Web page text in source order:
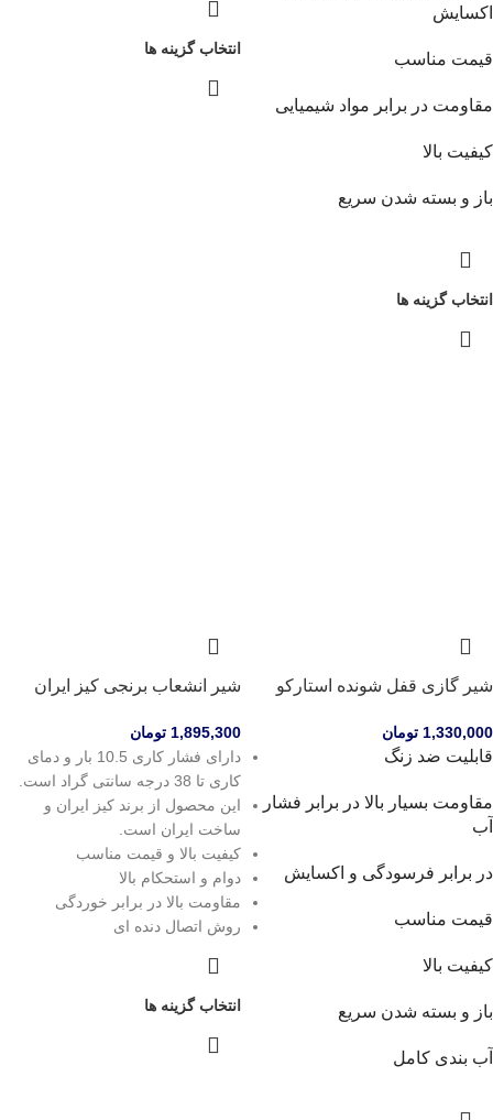
اکسایش
قیمت مناسب
مقاومت در برابر مواد شیمیایی
کیفیت بالا
باز و بسته شدن سریع
انتخاب گزینه ها
انتخاب گزینه ها
شیر گازی قفل شونده استارکو
1,330,000 تومان
قابلیت ضد زنگ
مقاومت بسیار بالا در برابر فشار
آب
در برابر فرسودگی و اکسایش
قیمت مناسب
کیفیت بالا
باز و بسته شدن سریع
آب بندی کامل
شیر انشعاب برنجی کیز ایران
1,895,300 تومان
دارای فشار کاری 10.5 بار و دمای
کاری تا 38 درجه سانتی گراد است.
این محصول از برند کیز ایران و
ساخت ایران است.
کیفیت بالا و قیمت مناسب
دوام و استحکام بالا
مقاومت بالا در برابر خوردگی
روش اتصال دنده ای
انتخاب گزینه ها